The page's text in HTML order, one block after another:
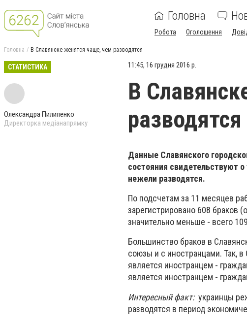
Головна
Робота Оголошення
Головна В Славянске женятся чаще, чем разводятся
СТАТИСТИКА
Олександра Пилипенко
Директорка медіанапрямку
11:45, 16 грудня 2016 р.
В
разводятся
Данные Славянского
состояния свидетельствуют
нежели разводятся.
По подсчетам за 11 месяцев
зарегистрировано 608 браков
значительно меньше - всего
Большинство браков в
союзы и с иностранцами. Так, в
является иностранцем -
является иностранцем -
Интересный факт:украинцы
разводятся в период